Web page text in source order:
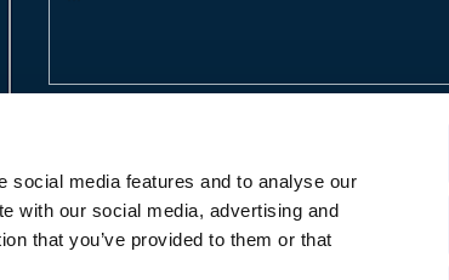
social media features and to analyse our
with our social media, advertising and
that you’ve provided to them or that